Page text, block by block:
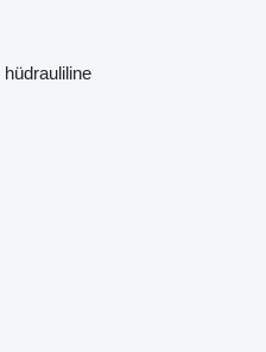
hüdrauliline